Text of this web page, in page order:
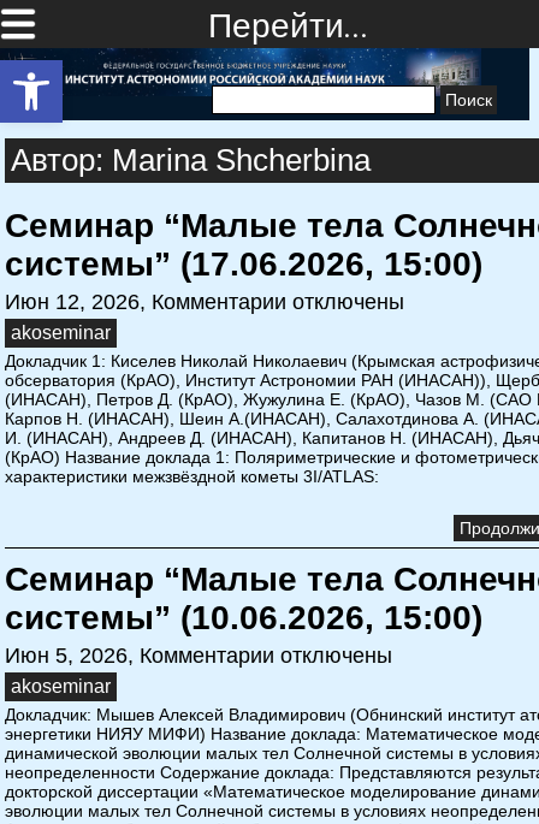
Открыть панель инструментов
Перейти…
Найти:
Автор: Marina Shcherbina
Семинар “Малые тела
системы” (17.06.2026, 15:00)
Июн 12, 2026, Комментарии отключены
akoseminar
Докладчик 1: Киселев Николай Николаевич (Крымская
обсерватория (КрАО), Институт Астрономии РАН (ИНАСАН)),
(ИНАСАН), Петров Д. (КрАО), Жужулина Е. (КрАО), Чазов М. (САО
Карпов Н. (ИНАСАН), Шеин А.(ИНАСАН), Салахотдинова А.
И. (ИНАСАН), Андреев Д. (ИНАСАН), Капитанов Н. (ИНАСАН),
(КрАО) Название доклада 1: Поляриметрические и
характеристики межзвёздной кометы 3I/ATLAS:
Семинар “Малые тела
системы” (10.06.2026, 15:00)
Июн 5, 2026, Комментарии отключены
akoseminar
Докладчик: Мышев Алексей Владимирович (Обнинский институт
энергетики НИЯУ МИФИ) Название доклада: Математическое
динамической эволюции малых тел Солнечной системы в
неопределенности Содержание доклада: Представляются
докторской диссертации «Математическое моделирование
эволюции малых тел Солнечной системы в условиях